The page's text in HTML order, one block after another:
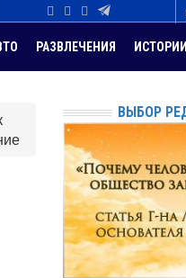
РАЗВЛЕЧЕНИЯ
ВЫБОР